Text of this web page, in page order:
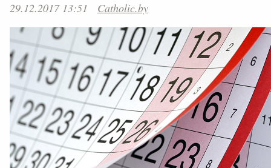
29.12.2017 13:51 Catholic.by